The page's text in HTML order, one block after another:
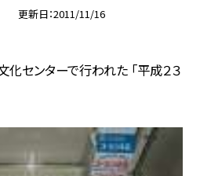
更新日 2011/11/16
化センターで行われた 「平成２３